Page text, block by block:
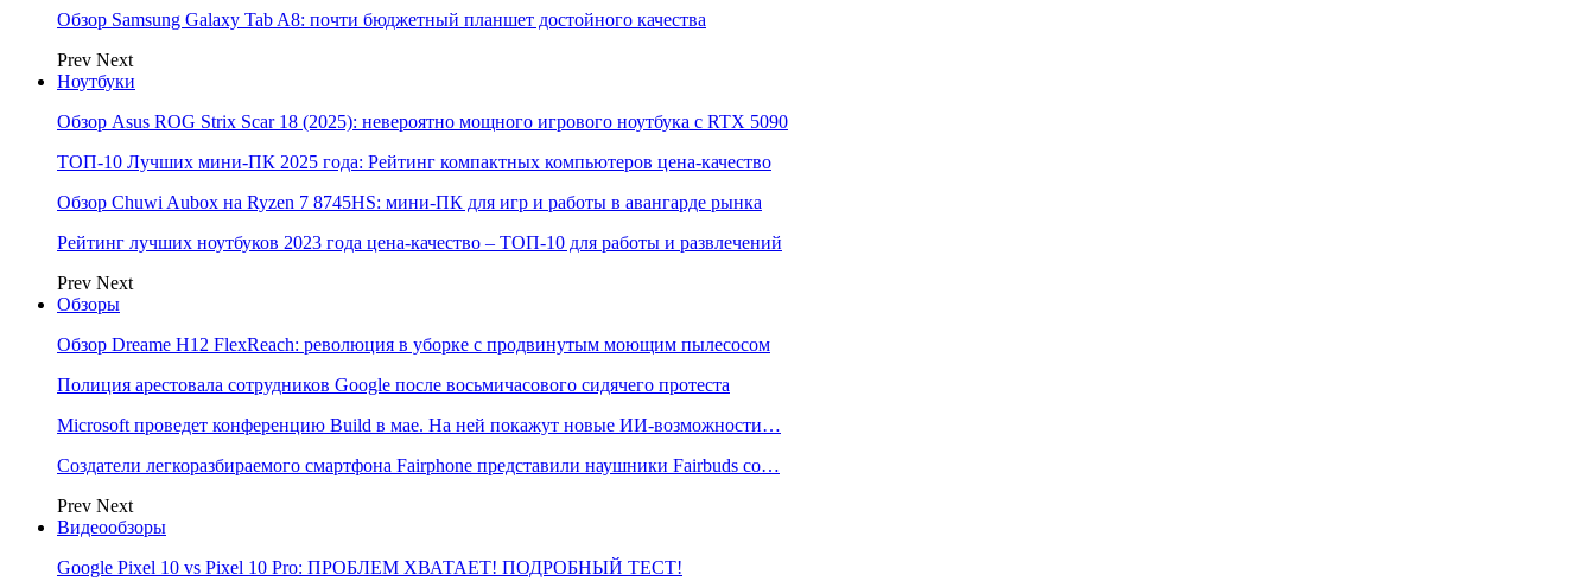
Обзор Samsung Galaxy Tab A8: почти бюджетный планшет достойного качества
Prev Next
Ноутбуки
Обзор Asus ROG Strix Scar 18 (2025): невероятно мощного игрового ноутбука с RTX 5090
ТОП-10 Лучших мини-ПК 2025 года: Рейтинг компактных компьютеров цена-качество
Обзор Chuwi Aubox на Ryzen 7 8745HS: мини-ПК для игр и работы в авангарде рынка
Рейтинг лучших ноутбуков 2023 года цена-качество – ТОП-10 для работы и развлечений
Prev Next
Обзоры
Обзор Dreame H12 FlexReach: революция в уборке с продвинутым моющим пылесосом
Полиция арестовала сотрудников Google после восьмичасового сидячего протеста
Microsoft проведет конференцию Build в мае. На ней покажут новые ИИ-возможности…
Создатели легкоразбираемого смартфона Fairphone представили наушники Fairbuds со…
Prev Next
Видеообзоры
Google Pixel 10 vs Pixel 10 Pro: ПРОБЛЕМ ХВАТАЕТ! ПОДРОБНЫЙ ТЕСТ!